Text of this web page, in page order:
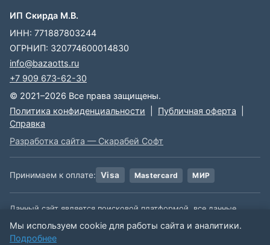
ИП Скирда М.В.
ИНН: 771887803244
ОГРНИП: 320774600014830
info@bazaotts.ru
+7 909 673-62-30
© 2021–2026 Все права защищены.
Политика конфиденциальности
Публичная оферта
Справка
Разработка сайта — Скарабей Софт
Принимаем к оплате: Visa Mastercard МИР
Данный сайт является поисковой платформой, все данные,
размещенные на сайте, взяты из открытых источников. Мы не
несем ответственности за содержимое данной информации.
Мы используем cookie для работы сайта и аналитики.
Подробнее